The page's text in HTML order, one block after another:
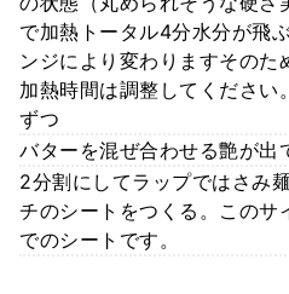
で加熱トータル4分水分が飛
ンジにより変わりますそのた
加熱時間は調整してくださ
ずつ
バターを混ぜ合わせる艶が出
2分割にしてラップではさみ
チのシートをつくる。この
でのシートです。